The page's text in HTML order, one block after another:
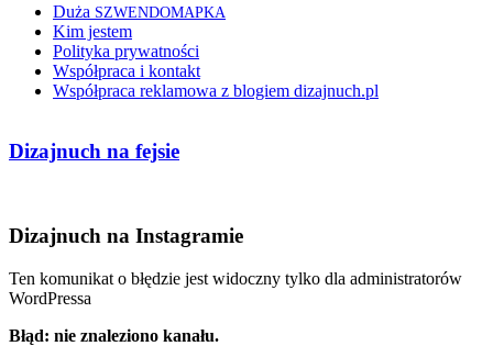
Duża SZWENDOMAPKA
Kim jestem
Polityka prywatności
Współpraca i kontakt
Współpraca reklamowa z blogiem dizajnuch.pl
Dizajnuch na fejsie
Dizajnuch na Instagramie
Ten komunikat o błędzie jest widoczny tylko dla administratorów
WordPressa
Błąd: nie znaleziono kanału.